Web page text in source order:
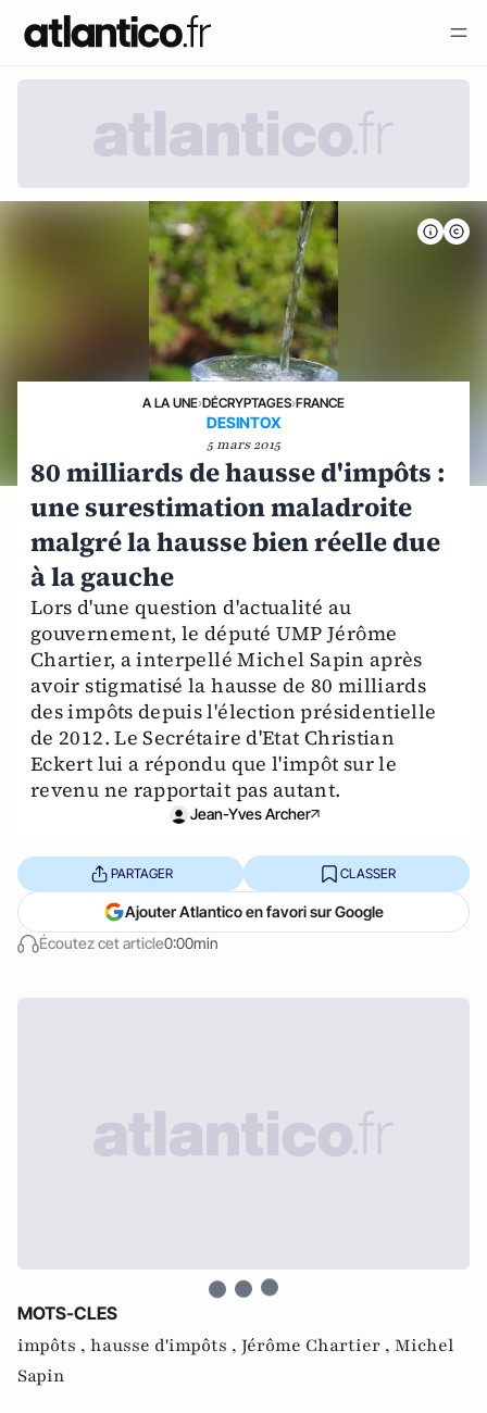
A LA UNE›DÉCRYPTAGES›FRANCE
DESINTOX
5 mars 2015
80 milliards de hausse d'impôts :
une surestimation maladroite
malgré la hausse bien réelle due
à la gauche
Lors d'une question d'actualité au
gouvernement, le député UMP Jérôme
Chartier, a interpellé Michel Sapin après
avoir stigmatisé la hausse de 80 milliards
des impôts depuis l'élection présidentielle
de 2012. Le Secrétaire d'Etat Christian
Eckert lui a répondu que l'impôt sur le
revenu ne rapportait pas autant.
Jean-Yves Archer
Écoutez cet article0:00min
PARTAGER CLASSER
Ajouter Atlantico en favori sur Google
MOTS-CLES
impôts , hausse d'impôts , Jérôme Chartier , Michel
Sapin